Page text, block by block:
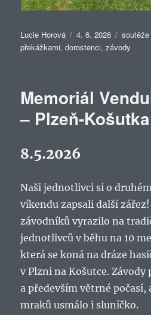
Autor:
Lucie Horová Publikováno:
4. 6. 2026 Rubriky:
překážkami,dorostenci,závody
Memoriál
– Plzeň-Košutka
8.5.2026
Naši jednotlivci si o
víkendu zapsali další
závodníků vyrazilo na
jednotlivců v běhu na 10
která se koná na dráze
v Plzni na Košutce.
a především větrné počasí,
mraků usmálo i sluníčko.